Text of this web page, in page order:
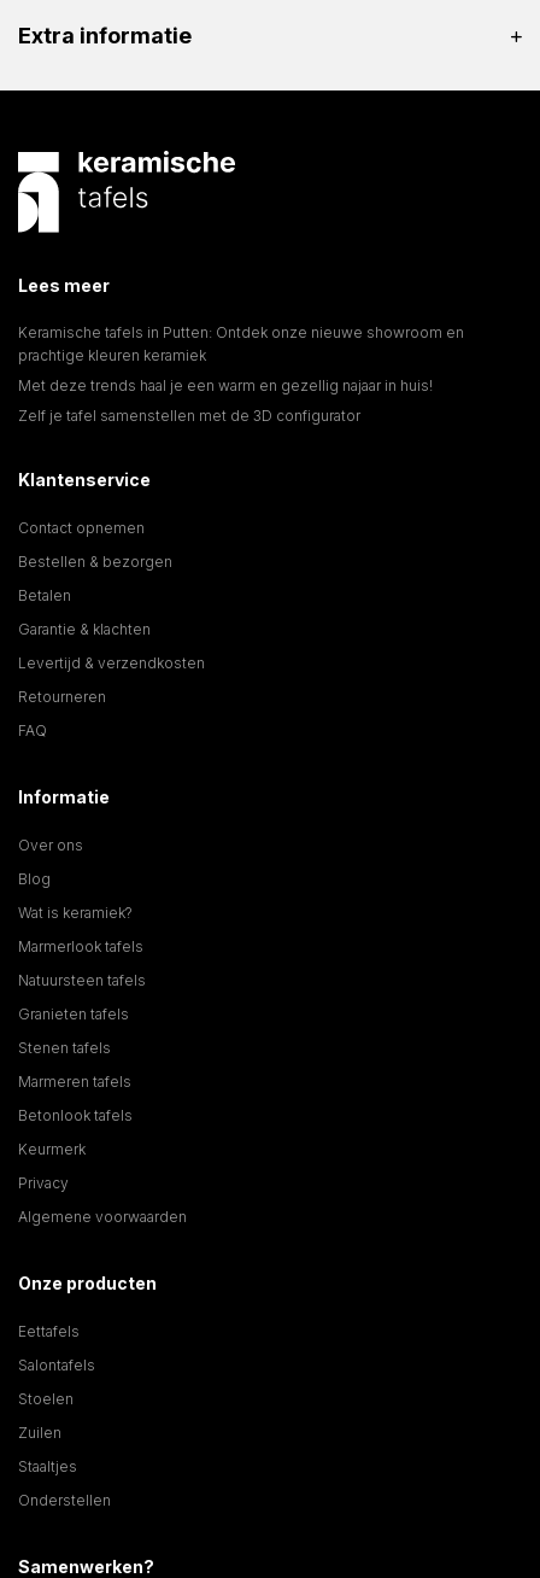
Extra informatie
Lees meer
Keramische tafels in Putten: Ontdek onze nieuwe showroom en
prachtige kleuren keramiek
Met deze trends haal je een warm en gezellig najaar in huis!
Zelf je tafel samenstellen met de 3D configurator
Klantenservice
Contact opnemen
Bestellen & bezorgen
Betalen
Garantie & klachten
Levertijd & verzendkosten
Retourneren
FAQ
Informatie
Over ons
Blog
Wat is keramiek?
Marmerlook tafels
Natuursteen tafels
Granieten tafels
Stenen tafels
Marmeren tafels
Betonlook tafels
Keurmerk
Privacy
Algemene voorwaarden
Onze producten
Eettafels
Salontafels
Stoelen
Zuilen
Staaltjes
Onderstellen
Samenwerken?